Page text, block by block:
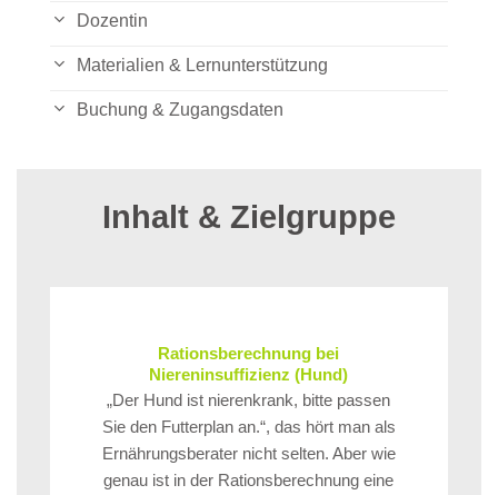
Dozentin
Materialien & Lernunterstützung
Buchung & Zugangsdaten
Inhalt & Zielgruppe
Rationsberechnung bei
Niereninsuffizienz (Hund)
„Der Hund ist nierenkrank, bitte passen
Sie den Futterplan an.“, das hört man als
Ernährungsberater nicht selten. Aber wie
genau ist in der Rationsberechnung eine